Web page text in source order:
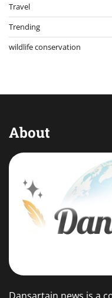
Travel
Trending
wildlife conservation
About